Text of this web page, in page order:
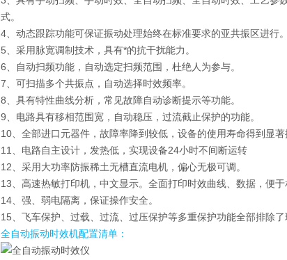
式。
4、动态跟踪功能可保证振动处理始终在标准要求的亚共振区进行。
5、采用脉宽调制技术，具有*的抗干扰能力。
6、自动扫频功能，自动选定扫频范围，杜绝人为参与。
7、可扫描多个共振点，自动选择时效频率。
8、具有特性曲线分析，常见故障自动诊断提示等功能。
9、电路具有移相范围宽，自动稳压，过流截止保护的功能。
10、全部进口元器件，故障率降到较低，设备的使用寿命得到显著
11、电路自主设计，发热低，实现设备24小时不间断运转
12、采用大功率防振稀土无槽直流电机，偏心无极可调。
13、高速热敏打印机，中文显示。全面打印时效曲线、数据，便于
14、强、弱电隔离，保证操作安全。
15、飞车保护、过载、过流、过压保护等多重保护功能全部排除了
全自动振动时效机配置清单：